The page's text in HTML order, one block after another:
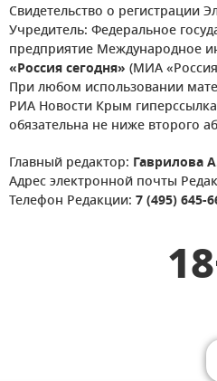
Свидетельство о регистрации
Учредитель: Федеральное
предприятие Международное
«Россия сегодня» (МИА
При любом использовании
РИА Новости Крым
обязательна не ниже второго
Главный редактор: Гаврилова
Адрес электронной почты
Телефон Редакции: 7 (495) 645-